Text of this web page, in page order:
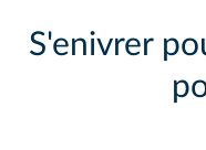
S'enivrer